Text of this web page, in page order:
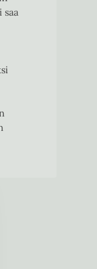
saa